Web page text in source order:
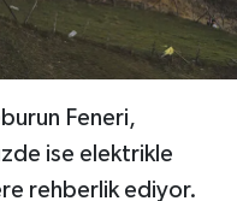
Feneri,
ise elektrikle
rehberlik ediyor.